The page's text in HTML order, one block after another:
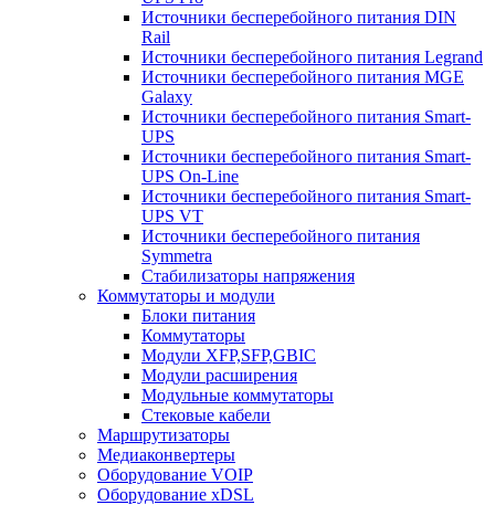
Источники бесперебойного питания DIN
Rail
Источники бесперебойного питания Legrand
Источники бесперебойного питания MGE
Galaxy
Источники бесперебойного питания Smart-
UPS
Источники бесперебойного питания Smart-
UPS On-Line
Источники бесперебойного питания Smart-
UPS VT
Источники бесперебойного питания
Symmetra
Стабилизаторы напряжения
Коммутаторы и модули
Блоки питания
Коммутаторы
Модули XFP,SFP,GBIC
Модули расширения
Модульные коммутаторы
Стековые кабели
Маршрутизаторы
Медиаконвертеры
Оборудование VOIP
Оборудование xDSL